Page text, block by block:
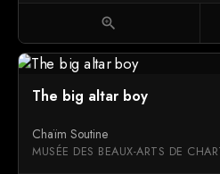
zoom_in
The big altar boy
Chaïm Soutine
MUSÉE DES BEAUX-ARTS DE